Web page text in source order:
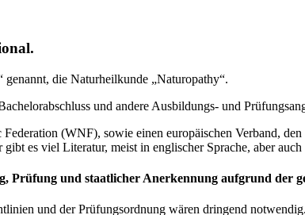
die Naturheilkunde „Naturopathy“.
und andere Ausbildungs- und
(WNF), sowie einen europäischen Verband,
es viel Literatur, meist in englischer Sprache, aber
Prüfung und staatlicher Anerkennung aufgrund der
und der Prüfungsordnung wären dringend